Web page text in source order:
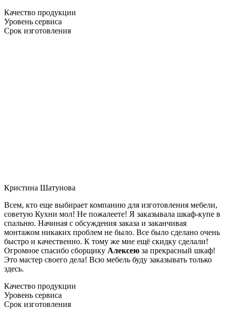
Качество продукции
Уровень сервиса
Срок изготовления
Кристина Шатунова
Всем, кто еще выбирает компанию для изготовления мебели,
советую Кухни мол! Не пожалеете! Я заказывала шкаф-купе в
спальню. Начиная с обсуждения заказа и заканчивая
монтажом никаких проблем не было. Все было сделано очень
быстро и качественно. К тому же мне ещё скидку сделали!
Огромное спасибо сборщику Алексею за прекрасный шкаф!
Это мастер своего дела! Всю мебель буду заказывать только
здесь.
Качество продукции
Уровень сервиса
Срок изготовления